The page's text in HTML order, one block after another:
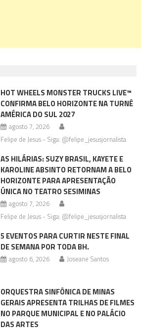
HOT WHEELS MONSTER TRUCKS LIVE™
CONFIRMA BELO HORIZONTE NA TURNÊ
AMÉRICA DO SUL 2027
agosto 7, 2026
Felipe de Jesus - Siga: @felipe_jesusjornalista
AS HILÁRIAS: SUZY BRASIL, KAYETE E
KAROLINE ABSINTO RETORNAM A BELO
HORIZONTE PARA APRESENTAÇÃO
ÚNICA NO TEATRO SESIMINAS
agosto 7, 2026
Felipe de Jesus - Siga: @felipe_jesusjornalista
5 EVENTOS PARA CURTIR NESTE FINAL
DE SEMANA POR TODA BH.
agosto 6, 2026 Joseane Santos
ORQUESTRA SINFÔNICA DE MINAS
GERAIS APRESENTA TRILHAS DE FILMES
NO PARQUE MUNICIPAL E NO PALÁCIO
DAS ARTES